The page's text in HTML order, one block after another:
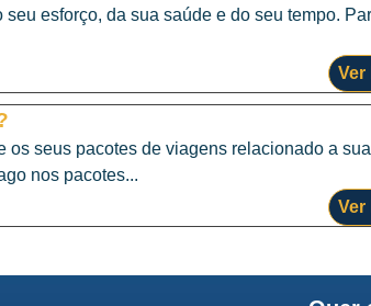
esforço, da sua saúde e do seu tempo.
Ver
seus pacotes de viagens relacionado a
nos pacotes...
Ver